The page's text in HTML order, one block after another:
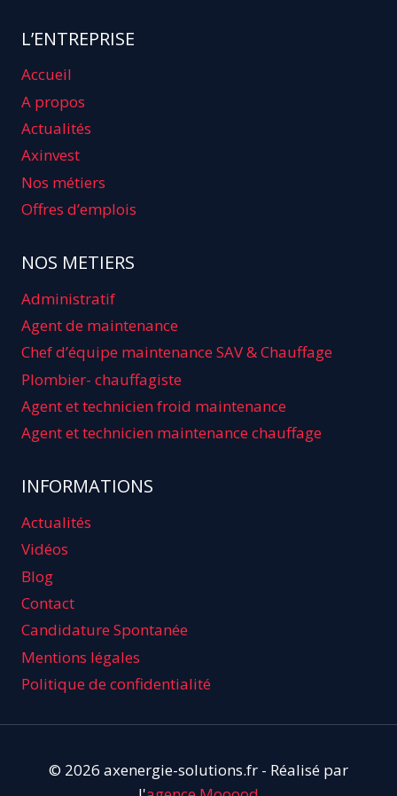
L’ENTREPRISE
Accueil
A propos
Actualités
Axinvest
Nos métiers
Offres d’emplois
NOS METIERS
Administratif
Agent de maintenance
Chef d’équipe maintenance SAV & Chauffage
Plombier- chauffagiste
Agent et technicien froid maintenance
Agent et technicien maintenance chauffage
INFORMATIONS
Actualités
Vidéos
Blog
Contact
Candidature Spontanée
Mentions légales
Politique de confidentialité
© 2026 axenergie-solutions.fr - Réalisé par